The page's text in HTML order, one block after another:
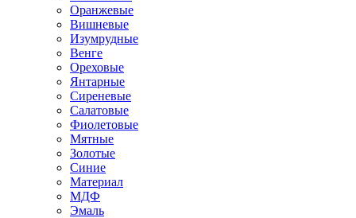
Оранжевые
Вишневые
Изумрудные
Венге
Ореховые
Янтарные
Сиреневые
Салатовые
Фиолетовые
Мятные
Золотые
Синие
Материал
МДФ
Эмаль